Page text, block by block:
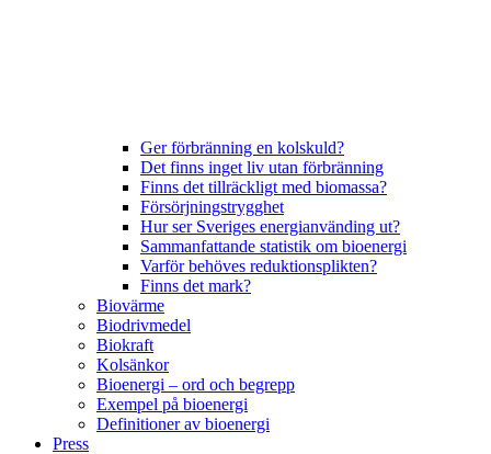
Ger förbränning en kolskuld?
Det finns inget liv utan förbränning
Finns det tillräckligt med biomassa?
Försörjningstrygghet
Hur ser Sveriges energianvänding ut?
Sammanfattande statistik om bioenergi
Varför behöves reduktionsplikten?
Finns det mark?
Biovärme
Biodrivmedel
Biokraft
Kolsänkor
Bioenergi – ord och begrepp
Exempel på bioenergi
Definitioner av bioenergi
Press